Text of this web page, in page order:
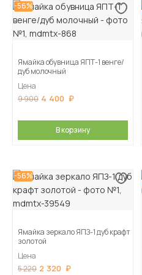
-56%
Ямайка обувница ЯПТ-1 венге/
дуб молочный
Цена
9 900 4 400
В корзину
-56%
Ямайка зеркало ЯПЗ-1 дуб крафт
золотой
Цена
5 220 2 320